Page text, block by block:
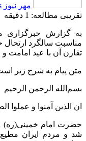
مهر نیوز mehrnews
تقریبی مطالعه: 1 دقیقه
به گزارش خبرگزاری
تقارن آن با عید امامت
متن پیام به شرح زیر
بسم‌الله الرحمن الرحیم
ان الذین آمنوا و عملوا
حضرت امام خمینی(ره)
شد و مردم ایران